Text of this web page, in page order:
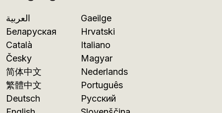
العربية
Беларуская
Català
Česky
简体中文
繁體中文
Deutsch
Gaeilge
Hrvatski
Italiano
Magyar
Nederlands
Português
Русский